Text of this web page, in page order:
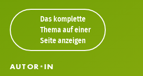
Das komplette
Thema auf einer
Seite anzeigen
AUTOR* IN